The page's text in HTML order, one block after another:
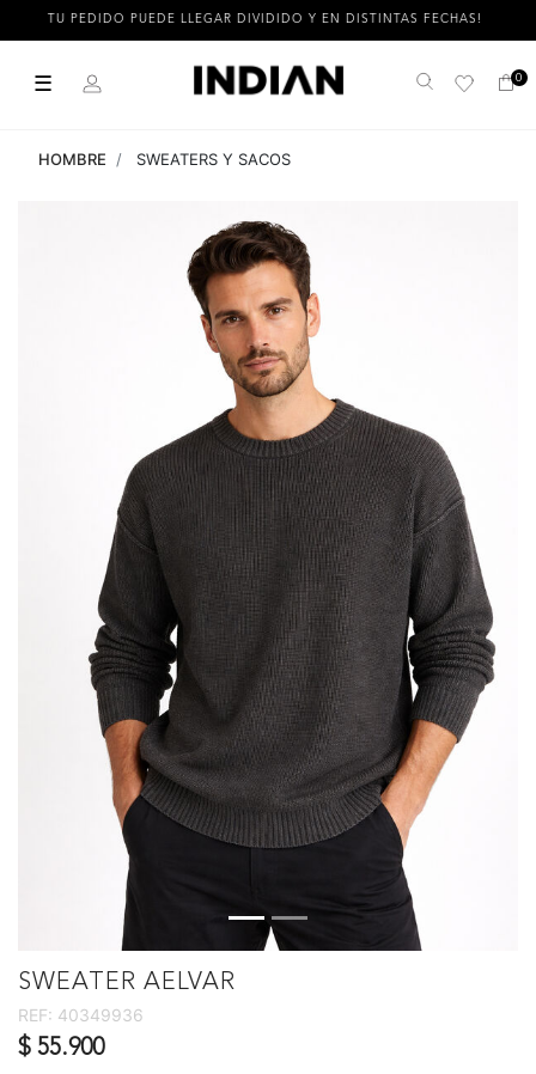
TU PEDIDO PUEDE LLEGAR DIVIDIDO Y EN DISTINTAS FECHAS!
☰ Buscar 0
HOMBRE SWEATERS Y SACOS
SWEATER AELVAR
REF: 40349936
$ 55.900